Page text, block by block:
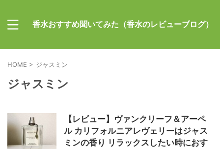
香水おすすめ聞いてみた（香水のレビューブログ）
HOME > ジャスミン
ジャスミン
【レビュー】ヴァンクリーフ＆アーペ
ル カリフォルニアレヴェリーはジャス
ミンの香り リラックスしたい時におす